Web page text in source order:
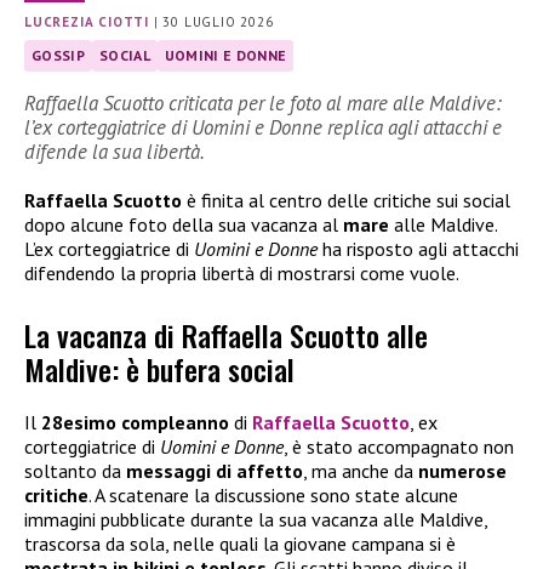
LUCREZIA CIOTTI |30 LUGLIO 2026
GOSSIP SOCIAL UOMINI E DONNE
Raffaella Scuotto criticata per le foto al mare alle Maldive:
l’ex corteggiatrice di Uomini e Donne replica agli attacchi e
difende la sua libertà.
Raffaella Scuotto è finita al centro delle critiche sui social
dopo alcune foto della sua vacanza al mare alle Maldive.
L’ex corteggiatrice di Uomini e Donneha risposto agli attacchi
difendendo la propria libertà di mostrarsi come vuole.
La vacanza di Raffaella Scuotto alle
Maldive: è bufera social
Il 28esimo compleanno di Raffaella Scuotto , ex
corteggiatrice di Uomini e Donne, è stato accompagnato non
soltanto da messaggi di affetto , ma anche da numerose
critiche. A scatenare la discussione sono state alcune
immagini pubblicate durante la sua vacanza alle Maldive,
trascorsa da sola, nelle quali la giovane campana si è